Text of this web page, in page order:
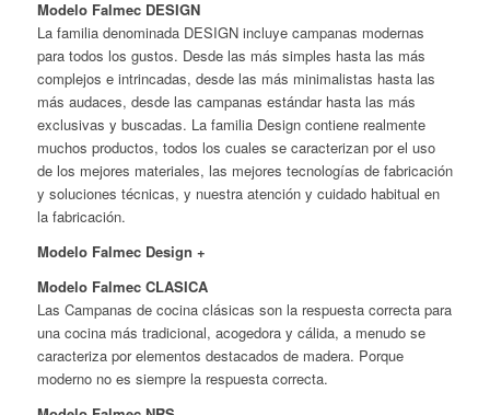
Modelo Falmec DESIGN
La familia denominada DESIGN incluye campanas modernas
para todos los gustos. Desde las más simples hasta las más
complejos e intrincadas, desde las más minimalistas hasta las
más audaces, desde las campanas estándar hasta las más
exclusivas y buscadas. La familia Design contiene realmente
muchos productos, todos los cuales se caracterizan por el uso
de los mejores materiales, las mejores tecnologías de fabricación
y soluciones técnicas, y nuestra atención y cuidado habitual en
la fabricación.
Modelo Falmec Design +
Modelo Falmec CLASICA
Las Campanas de cocina clásicas son la respuesta correcta para
una cocina más tradicional, acogedora y cálida, a menudo se
caracteriza por elementos destacados de madera. Porque
moderno no es siempre la respuesta correcta.